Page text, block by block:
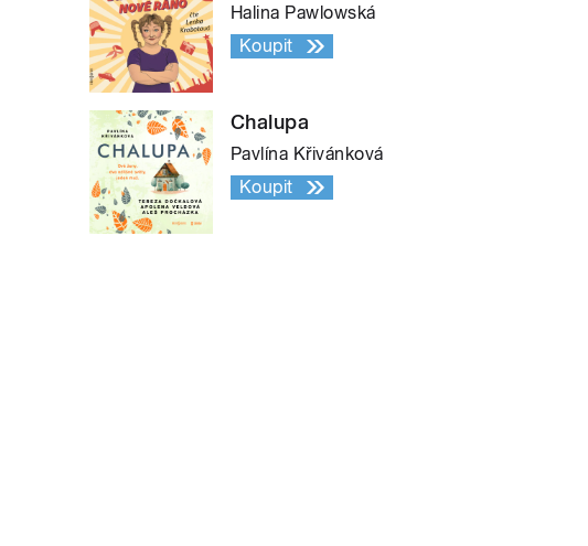
Halina Pawlowská
Koupit
Chalupa
Pavlína Křivánková
Koupit